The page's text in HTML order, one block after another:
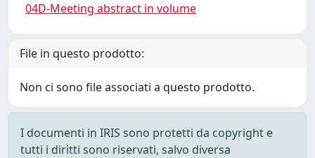
04D-Meeting abstract in volume
File in questo prodotto:
Non ci sono file associati a questo prodotto.
I documenti in IRIS sono protetti da copyright e
tutti i diritti sono riservati, salvo diversa